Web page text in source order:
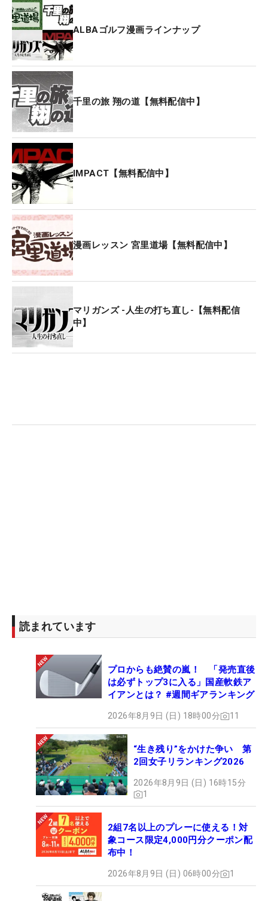
ALBAゴルフ漫画ラインナップ
千里の旅 翔の道【無料配信中】
IMPACT【無料配信中】
漫画レッスン 宮里道場【無料配信中】
マリガンズ -人生の打ち直し-【無料配信
中】
読まれています
プロからも絶賛の嵐！ 「発売直後
は必ずトップ3に入る」国産軟鉄ア
イアンとは？ #週間ギアランキング
2026年8月9日 (日) 18時00分 11
“生き残り”をかけた争い 第
2回女子リランキング2026
2026年8月9日 (日) 16時15分
1
2組7名以上のプレーに使える！対
象コース限定4,000円分クーポン配
布中！
2026年8月9日 (日) 06時00分 1